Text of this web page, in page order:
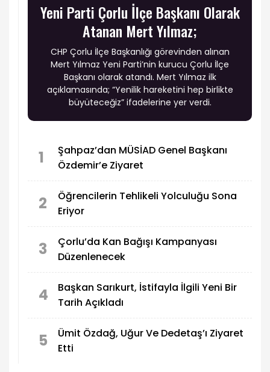
Yeni Parti Çorlu İlçe Başkanı Olarak
Atanan Mert Yılmaz;
CHP Çorlu İlçe Başkanlığı görevinden alınan
Mert Yılmaz Yeni Parti’nin kurucu Çorlu İlçe
Başkanı olarak atandı. Mert Yılmaz ilk
açıklamasında; “Yenilik hareketini hep birlikte
büyüteceğiz” ifadelerine yer verdi.
1
Şahpaz’dan MÜSİAD Genel Başkanı
Özdemir’e Ziyaret
2
Öğrencilerin Tehlikeli Yolculuğu Sona
Eriyor
3
Çorlu’da Kan Bağışı Kampanyası
Düzenlenecek
4
Başkan Sarıkurt, İstifayla İlgili Yeni Bir
Tarih Açıkladı
5
Ümit Özdağ, Uğur Ve Dedetaş’ı Ziyaret
Etti